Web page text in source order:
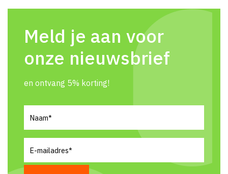
Meld je aan voor
onze nieuwsbrief
en ontvang 5% korting!
mailadres(Vereist)